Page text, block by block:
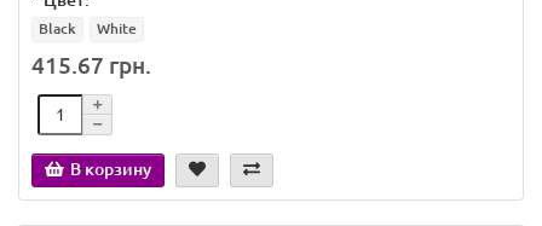
Black White
415.67 грн.
В корзину